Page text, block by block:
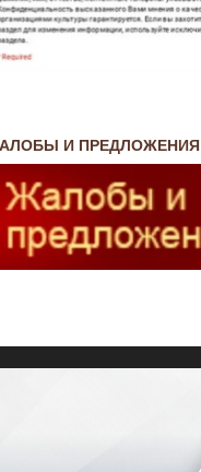
И ПРЕДЛОЖЕНИЯ